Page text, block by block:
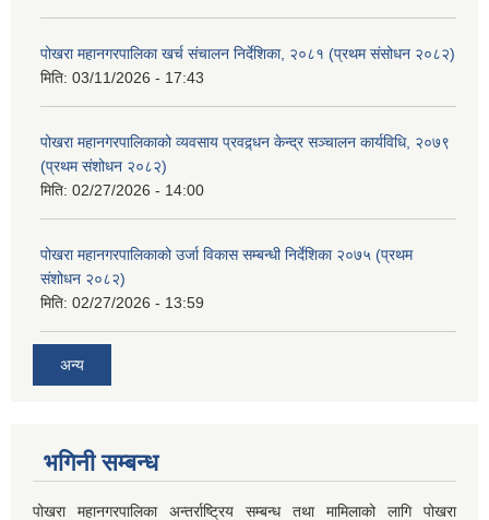
पोखरा महानगरपालिका खर्च संचालन निर्देशिका, २०८१ (प्रथम संसोधन २०८२)
मिति: 03/11/2026 - 17:43
पोखरा महानगरपालिकाको व्यवसाय प्रवद्र्धन केन्द्र सञ्चालन कार्यविधि, २०७९
(प्रथम संशोधन २०८२)
मिति: 02/27/2026 - 14:00
पोखरा महानगरपालिकाको उर्जा विकास सम्बन्धी निर्देशिका २०७५ (प्रथम
संशोधन २०८२)
मिति: 02/27/2026 - 13:59
अन्य
भगिनी सम्बन्ध
पोखरा महानगरपालिका अन्तर्राष्ट्रिय सम्बन्ध तथा मामिलाको लागि पोखरा